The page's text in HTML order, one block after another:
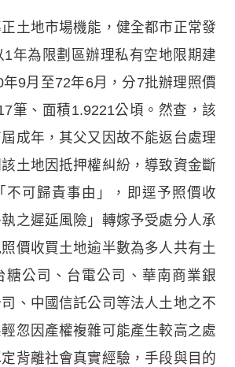
土地市場機能，健全都市正常發
1年為限劃區辦理私有空地限期建
9月至72年6月，分7批辦理照價
筆、面積1.9221公頃。然查，該
成年，其父又因故不能返台處理
土地因抵押權糾紛，導致資金斷
不可歸責事由」，即逕予照價收
之遲延風險」轉嫁予受處分人承
價收買土地逾半數為多人共有土
糖公司、台電公司、華南商業銀
、中國信託公司等法人土地之不
忽因產權複雜可能產生較高之處
背離社會真實經驗，手段與目的